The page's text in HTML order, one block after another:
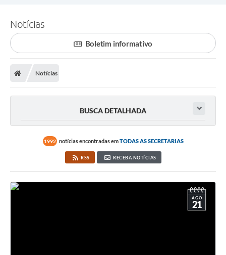
Poder Executivo
Transparência Pública
Notícias
Legislação
Cartas de Serviços
Notícias
Boletim informativo
Notícias
BUSCA DETALHADA
1992 notícias encontradas emTODAS AS SECRETARIAS
RSS RECEBA NOTÍCIAS
AGO
21